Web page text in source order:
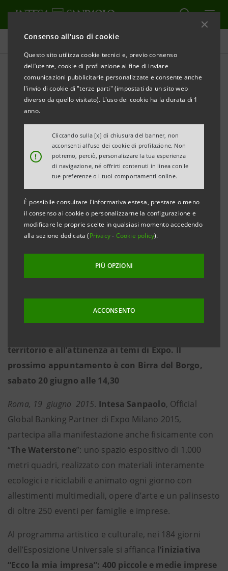
Consenso all'uso di cookie
Questo sito utilizza cookie tecnici e, previo consenso
dell’utente, cookie di profilazione al fine di inviare
comunicazioni pubblicitarie personalizzate e consente anche
l'invio di cookie di "terze parti" (impostati da un sito web
diverso da quello visitato). L'uso dei cookie ha la durata di 1
anno.
!
Cliccando sulla [x] di chiusura del banner, non
acconsenti all’uso dei cookie di profilazione. Non
potremo, perciò, personalizzare la tua esperienza
di navigazione, né offrirti contenuti in linea con le
tue preferenze o i tuoi comportamenti online.
È possibile consultare l'informativa estesa, prestare o meno
il consenso ai cookie o personalizzarne la configurazione e
modificare le proprie scelte in qualsiasi momento accedendo
alla sezione dedicata (Privacy- Cookie policy).
PIÙ OPZIONI
ACCONSENTO
Comunicati stampa
STAMPA AGGIORNA
COMUNICATO STAMPA
INTESA SANPAOLO PER EXPO 2015:
8 ECCELLENZE LAZIALI SI RACCONTANO NEL
“WATERSTONE”
SABATO 20 GIUGNO APPUNTAMENTO CON BIRRA
DEL BORGO
• 400 imprese espressione del made in Italy
d’eccellenza saranno ospitate nei sei mesi della
manifestazione all’interno di The Waterstone, lo
territorio e all’attinenza ai temi di Expo. Il
prossimo appuntamento è con Birra del Borgo,
sabato 20 giugno alle 14,30
Roma, 19 giugno 2015. Intesa Sanpaolo, Official
Global Banking Partner di Expo Milano 2015,
partecipa alla manifestazione anche fisicamente con
“The Waterstone”: uno spazio espositivo di 1.000
metri quadri, realizzato con materiali interamente
ecologici e riciclabili e animato ogni giorno con
allestimenti multimediali, opere d’arte e un palinsesto
di oltre 250 eventi per famiglie e imprese.
Al programma artistico e culturale, nei 184 giorni
dell’Esposizione Universale si affianca l’iniziativa
“Ecco la mia impresa”: 400 piccole e medie imprese